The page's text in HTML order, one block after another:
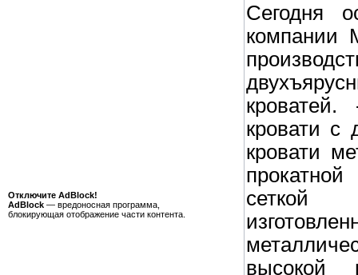
Отключите AdBlock!
AdBlock — вредоносная программа,
блокирующая отображение части контента.
Сегодня
компании
кровати с
кровати
сеткой
высокой